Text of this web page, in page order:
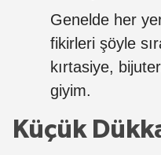
Genelde her
fikirleri şöyle
kırtasiye,
giyim.
Küçük